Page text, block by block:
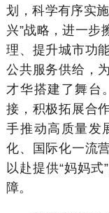
划，科学有序实
兴”战略，进一步
理、提升城市功
公共服务供给，
才华搭建了舞台
接，积极拓展合
手推动高质量发
化、国际化一流
以赴提供“妈妈
障。